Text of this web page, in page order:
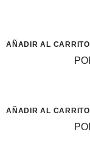
AÑADIR AL CARRITO
AÑADIR AL CARRITO